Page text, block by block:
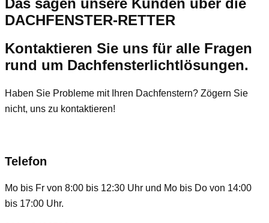
DACHFENSTER-RETTER
Kontaktieren Sie uns für alle Fragen
rund um Dachfensterlichtlösungen.
Haben Sie Probleme mit Ihren Dachfenstern? Zögern Sie
nicht, uns zu kontaktieren!
Telefon
Mo bis Fr von 8:00 bis 12:30 Uhr und Mo bis Do von 14:00
bis 17:00 Uhr.